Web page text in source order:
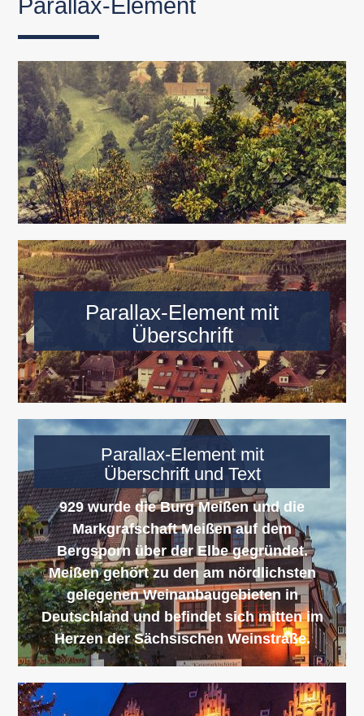
Parallax-Element
Parallax-Element mit
Überschrift
Parallax-Element mit
Überschrift und Text
929 wurde die Burg Meißen und die
Markgrafschaft Meißen auf dem
Bergsporn über der Elbe gegründet.
Meißen gehört zu den am nördlichsten
gelegenen Weinanbaugebieten in
Deutschland und befindet sich mitten im
Herzen der Sächsischen Weinstraße.